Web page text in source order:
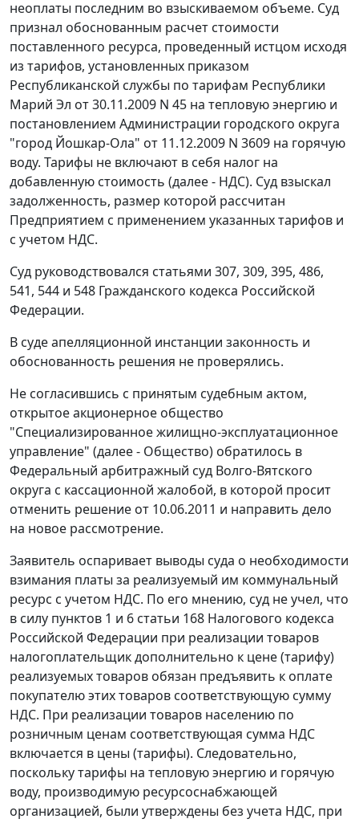
неоплаты последним во взыскиваемом объеме. Суд
признал обоснованным расчет стоимости
поставленного ресурса, проведенный истцом исходя
из тарифов, установленных приказом
Республиканской службы по тарифам Республики
Марий Эл от 30.11.2009 N 45 на тепловую энергию и
постановлением Администрации городского округа
"город Йошкар-Ола" от 11.12.2009 N 3609 на горячую
воду. Тарифы не включают в себя налог на
добавленную стоимость (далее - НДС). Суд взыскал
задолженность, размер которой рассчитан
Предприятием с применением указанных тарифов и
с учетом НДС.
Суд руководствовался статьями 307, 309, 395, 486,
541, 544 и 548 Гражданского кодекса Российской
Федерации.
В суде апелляционной инстанции законность и
обоснованность решения не проверялись.
Не согласившись с принятым судебным актом,
открытое акционерное общество
"Специализированное жилищно-эксплуатационное
управление" (далее - Общество) обратилось в
Федеральный арбитражный суд Волго-Вятского
округа с кассационной жалобой, в которой просит
отменить решение от 10.06.2011 и направить дело
на новое рассмотрение.
Заявитель оспаривает выводы суда о необходимости
взимания платы за реализуемый им коммунальный
ресурс с учетом НДС. По его мнению, суд не учел, что
в силу пунктов 1 и 6 статьи 168 Налогового кодекса
Российской Федерации при реализации товаров
налогоплательщик дополнительно к цене (тарифу)
реализуемых товаров обязан предъявить к оплате
покупателю этих товаров соответствующую сумму
НДС. При реализации товаров населению по
розничным ценам соответствующая сумма НДС
включается в цены (тарифы). Следовательно,
поскольку тарифы на тепловую энергию и горячую
воду, производимую ресурсоснабжающей
организацией, были утверждены без учета НДС, при